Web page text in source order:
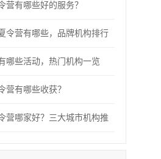
营有哪些好的服务？
令营有哪些，品牌机构排行
哪些活动，热门机构一览
营有哪些收获？
营哪家好？三大城市机构推